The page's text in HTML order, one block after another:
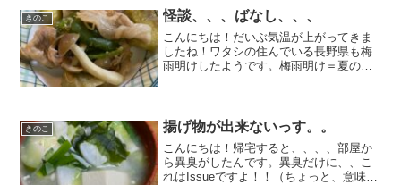
が、、、剥いているう...
きのこ 怪談、、、ばなし、、、
こんにちは！だいぶ気温が上がってきま
したね！ワタシの住んでいる長野県も梅
雨明けしたようです。梅雨明け＝夏の始
よ、、、毎晩、、毎晩、、夜中...
きのこ 揚げ物が出来ないっす。。
こんにちは！帰宅すると、、、、部屋か
ら異臭がしたんです。異臭だけに、、こ
れはIssueですよ！！（ちょっと、意味違